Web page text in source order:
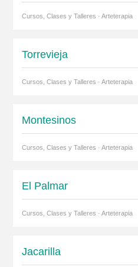
Cursos, Clases y Talleres · Arteterapia
Torrevieja
Cursos, Clases y Talleres · Arteterapia
Montesinos
Cursos, Clases y Talleres · Arteterapia
El Palmar
Cursos, Clases y Talleres · Arteterapia
Jacarilla